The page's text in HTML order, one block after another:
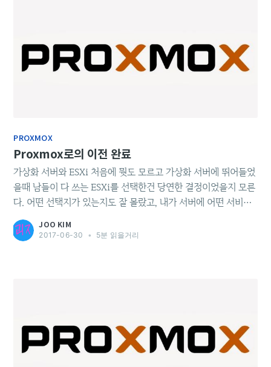
PROXMOX
Proxmox로의 이전 완료
가상화 서버와 ESXi 처음에 뭣도 모르고 가상화 서버에 뛰어들었
을때 남들이 다 쓰는 ESXi를 선택한건 당연한 결정이었을지 모른
다. 어떤 선택지가 있는지도 잘 몰랐고, 내가 서버에 어떤 서비스
들을 돌릴지도 몰랐으니까. 허나 써보면 써볼수록 무료버전 ESXi
의 한계는 너무나도 뚜렷했다. 그냥 VM을 올리고, 설치해서 돌리
JOO KIM
2017-06-30 • 5분 읽을거리